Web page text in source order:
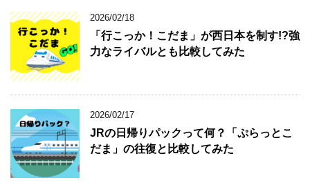
2026/02/18
「行こっか！こだま」が西日本を制す!?強
力なライバルとも比較してみた
2026/02/17
JRの日帰りパックって何？「ぷらっとこ
だま」の往復と比較してみた